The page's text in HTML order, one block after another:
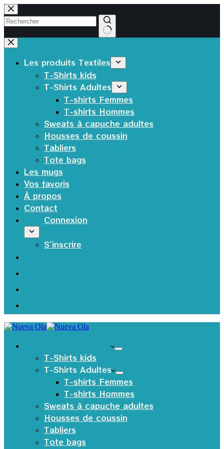
Passer
au
contenu
Aucun
résultat
Les produits Textiles
T-Shirts kids
T-Shirts Adultes
T-shirts Femmes
T-shirts Hommes
Sweats à capuche adultes
Housses de coussin
Tabliers
Tote bags
Les mugs
Vos favoris
À propos
Contact
Connexion
S’inscrire
T-Shirts kids
T-Shirts Adultes
T-shirts Femmes
T-shirts Hommes
Sweats à capuche adultes
Housses de coussin
Tabliers
Tote bags